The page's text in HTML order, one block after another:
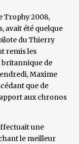
Trophy 2008,
avait été quelque
du Thierry
remis les
britannique de
Maxime
que de
aux chronos
une
le meilleur